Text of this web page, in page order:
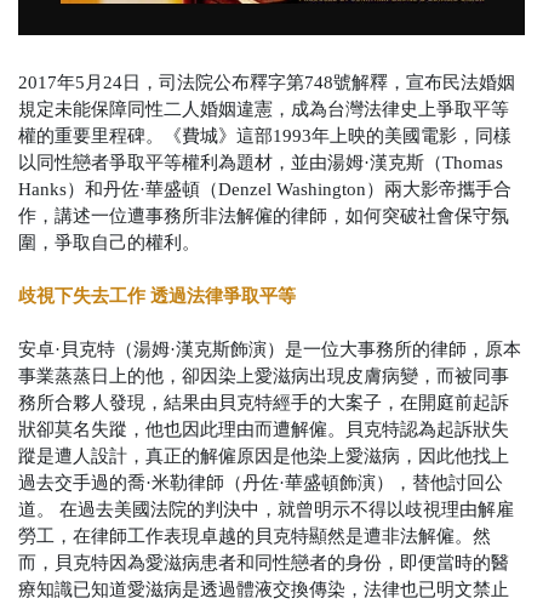
2017年5月24日，司法院公布釋字第748號解釋，宣布民法婚姻
規定未能保障同性二人婚姻違憲，成為台灣法律史上爭取平等
權的重要里程碑。《費城》這部1993年上映的美國電影，同樣
以同性戀者爭取平等權利為題材，並由湯姆·漢克斯（Thomas
Hanks）和丹佐·華盛頓（Denzel Washington）兩大影帝攜手合
作，講述一位遭事務所非法解僱的律師，如何突破社會保守氛
圍，爭取自己的權利。
歧視下失去工作 透過法律爭取平等
安卓·貝克特（湯姆·漢克斯飾演）是一位大事務所的律師，原本
事業蒸蒸日上的他，卻因染上愛滋病出現皮膚病變，而被同事
務所合夥人發現，結果由貝克特經手的大案子，在開庭前起訴
狀卻莫名失蹤，他也因此理由而遭解僱。貝克特認為起訴狀失
蹤是遭人設計，真正的解僱原因是他染上愛滋病，因此他找上
過去交手過的喬·米勒律師（丹佐·華盛頓飾演），替他討回公
道。
在過去美國法院的判決中，就曾明示不得以歧視理由解雇
勞工，在律師工作表現卓越的貝克特顯然是遭非法解僱。然
而，貝克特因為愛滋病患者和同性戀者的身份，即便當時的醫
療知識已知道愛滋病是透過體液交換傳染，法律也已明文禁止